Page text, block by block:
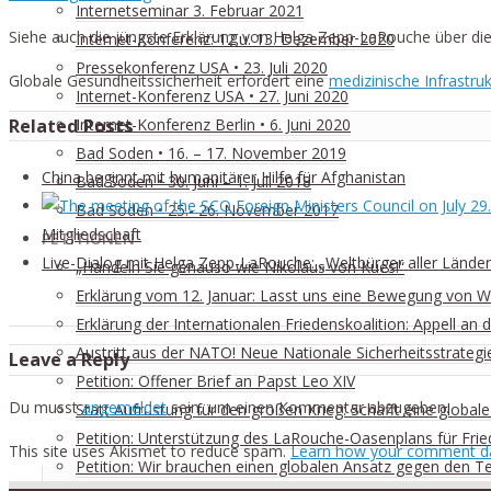
Internetseminar 3. Februar 2021
Internet-Konferenz: 12.u. 13. Dezember 2020
Pressekonferenz USA • 23. Juli 2020
Internet-Konferenz USA • 27. Juni 2020
Internet-Konferenz Berlin • 6. Juni 2020
Bad Soden • 16. – 17. November 2019
Bad Soden • 30. Juni – 1. Juli 2018
Bad Soden • 25.- 26. November 2017
PETITIONEN
„Handeln Sie genauso wie Nikolaus von Kues!“
Erklärung vom 12. Januar: Lasst uns eine Bewegung von
Erklärung der Internationalen Friedenskoalition: Appell an
Austritt aus der NATO! Neue Nationale
Petition: Offener Brief an Papst Leo XIV
Statt Aufrüstung für den großen Krieg: Schafft eine
Petition: Unterstützung des LaRouche-Oasenplans für
Petition: Wir brauchen einen globalen Ansatz gegen den
Siehe auch die jüngste Erklärung von Helga Zepp-LaRouche über die
Globale Gesundheitssicherheit erfordert einemedizinische
Related Posts
China beginnt mit humanitärer Hilfe für Afghanistan
Mitgliedschaft
Live-Dialog mit Helga Zepp-LaRouche: „Weltbürger aller
Leave a Reply
Du musstangemeldetsein, um einen Kommentar abzugeben.
This site uses Akismet to reduce spam.Learn how your comment